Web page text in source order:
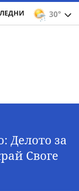
30°
Делото за
Своге